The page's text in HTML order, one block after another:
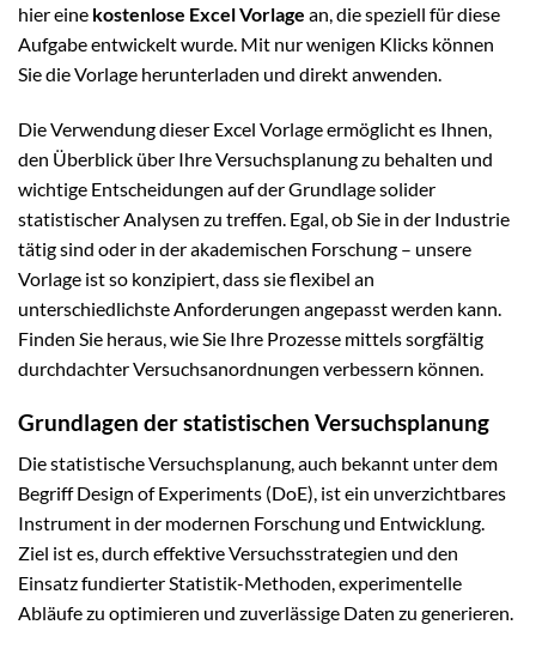
hier eine kostenlose Excel Vorlage an, die speziell für diese
Aufgabe entwickelt wurde. Mit nur wenigen Klicks können
Sie die Vorlage herunterladen und direkt anwenden.
Die Verwendung dieser Excel Vorlage ermöglicht es Ihnen,
den Überblick über Ihre Versuchsplanung zu behalten und
wichtige Entscheidungen auf der Grundlage solider
statistischer Analysen zu treffen. Egal, ob Sie in der Industrie
tätig sind oder in der akademischen Forschung – unsere
Vorlage ist so konzipiert, dass sie flexibel an
unterschiedlichste Anforderungen angepasst werden kann.
Finden Sie heraus, wie Sie Ihre Prozesse mittels sorgfältig
durchdachter Versuchsanordnungen verbessern können.
Grundlagen der statistischen Versuchsplanung
Die statistische Versuchsplanung, auch bekannt unter dem
Begriff Design of Experiments (DoE), ist ein unverzichtbares
Instrument in der modernen Forschung und Entwicklung.
Ziel ist es, durch effektive Versuchsstrategien und den
Einsatz fundierter Statistik-Methoden, experimentelle
Abläufe zu optimieren und zuverlässige Daten zu generieren.